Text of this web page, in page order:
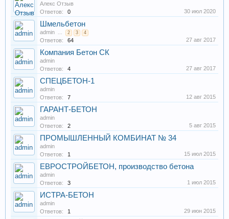
Алекс Отзыв
Ответов:
0 30 июл 2020
Шмельбетон
admin ... 2 3 4
Ответов: 64 27 авг 2017
Компания Бетон СК
admin
Ответов:
4 27 авг 2017
СПЕЦБЕТОН-1
admin
Ответов:
7 12 авг 2015
ГАРАНТ-БЕТОН
admin
Ответов:
2 5 авг 2015
ПРОМЫШЛЕННЫЙ КОМБИНАТ № 34
admin
Ответов:
1 15 июл 2015
ЕВРОСТРОЙБЕТОН, производство бетона
admin
Ответов:
3 1 июл 2015
ИСТРА-БЕТОН
admin
Ответов:
1 29 июн 2015